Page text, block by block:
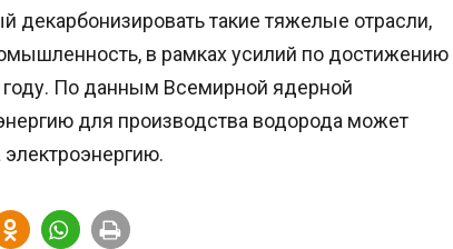
декарбонизировать такие тяжелые отрасли,
в рамках усилий по достижению
году. По данным Всемирной ядерной
для производства водорода может